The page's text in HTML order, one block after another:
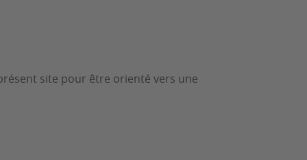
site pour être orienté vers une